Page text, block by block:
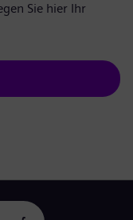
Sie hier Ihr